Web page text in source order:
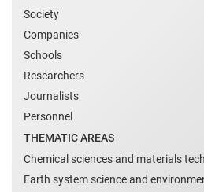
Society
Companies
Schools
Researchers
Journalists
Personnel
THEMATIC AREAS
Chemical sciences and materials
Earth system science and